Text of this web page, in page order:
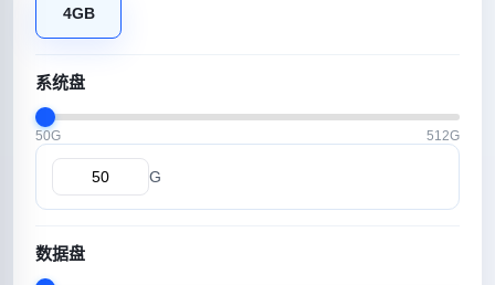
4GB
系统盘
50G 512G
G
数据盘